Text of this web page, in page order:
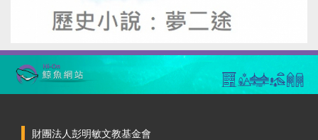
財團法人彭明敏文教基金會